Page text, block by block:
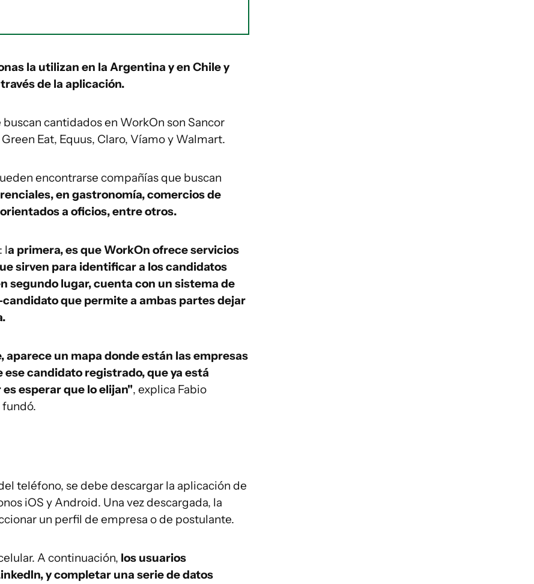
la utilizan en la Argentina y en Chile y
de la aplicación.
cantidados en WorkOn son Sancor
Eat, Equus, Claro, Víamo y Walmart.
encontrarse compañías que buscan
en gastronomía, comercios de
a oficios, entre otros.
la primera, es que WorkOn ofrece servicios
sirven para identificar a los candidatos
segundo lugar, cuenta con un sistema de
que permite a ambas partes dejar
un mapa donde están las empresas
candidato registrado, que ya está
esperar que lo elijan", explica Fabio
fundó.
teléfono, se debe descargar la aplicación de
iOS y Android. Una vez descargada, la
un perfil de empresa o de postulante.
A continuación, los usuarios
y completar una serie de datos